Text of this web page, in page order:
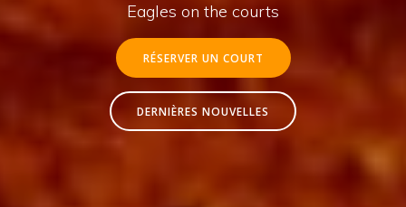
Eagles on the courts
RÉSERVER UN COURT
DERNIÈRES NOUVELLES